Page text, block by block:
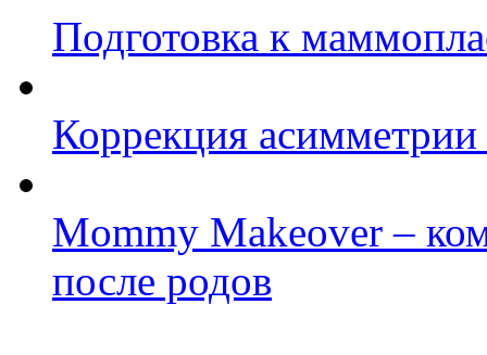
Подготовка к
Коррекция асимметрии
Mommy Makeover –
после родов